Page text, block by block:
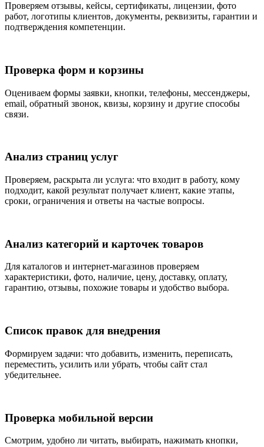
Проверяем отзывы, кейсы, сертификаты, лицензии, фото
работ, логотипы клиентов, документы, реквизиты, гарантии и
подтверждения компетенции.
Проверка форм и корзины
Оцениваем формы заявки, кнопки, телефоны, мессенджеры,
email, обратный звонок, квизы, корзину и другие способы
связи.
Анализ страниц услуг
Проверяем, раскрыта ли услуга: что входит в работу, кому
подходит, какой результат получает клиент, какие этапы,
сроки, ограничения и ответы на частые вопросы.
Анализ категорий и карточек товаров
Для каталогов и интернет-магазинов проверяем
характеристики, фото, наличие, цену, доставку, оплату,
гарантию, отзывы, похожие товары и удобство выбора.
Список правок для внедрения
Формируем задачи: что добавить, изменить, переписать,
переместить, усилить или убрать, чтобы сайт стал
убедительнее.
Проверка мобильной версии
Смотрим, удобно ли читать, выбирать, нажимать кнопки,